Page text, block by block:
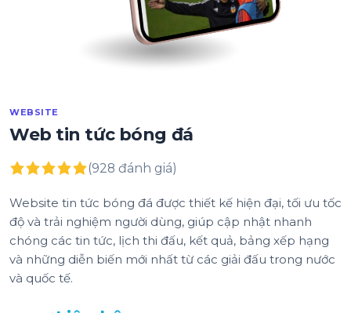
WEBSITE
Web tin tức bóng đá
(928 đánh giá)
Website tin tức bóng đá được thiết kế hiện đại, tối ưu tốc
độ và trải nghiệm người dùng, giúp cập nhật nhanh
chóng các tin tức, lịch thi đấu, kết quả, bảng xếp hạng
và những diễn biến mới nhất từ các giải đấu trong nước
và quốc tế.